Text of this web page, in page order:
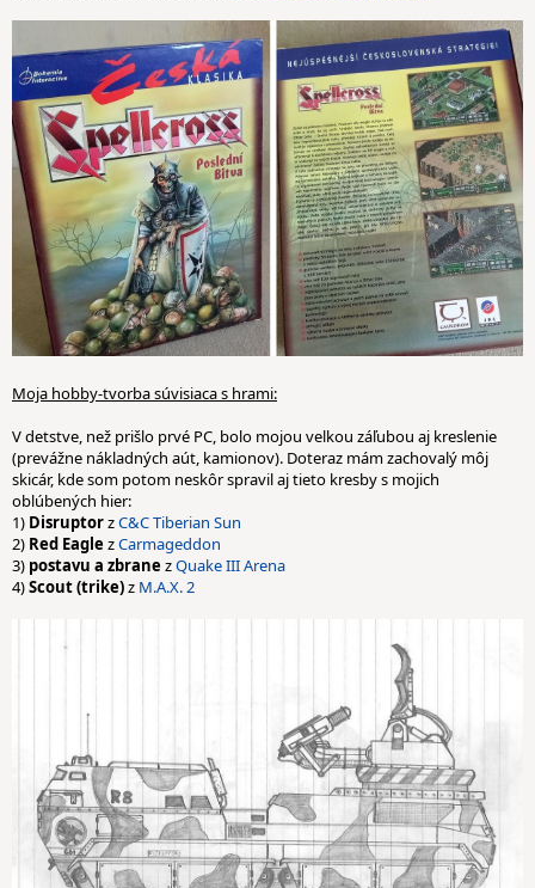
Moja hobby-tvorba súvisiaca s hrami:
V detstve, než prišlo prvé PC, bolo mojou velkou záľubou aj kreslenie
(prevážne nákladných aút, kamionov). Doteraz mám zachovalý môj
skicár, kde som potom neskôr spravil aj tieto kresby s mojich
oblúbených hier:
1) DisruptorzC&C Tiberian Sun
2) Red EaglezCarmageddon
3) postavu a zbranezQuake III Arena
4)Scout (trike)z M.A.X. 2